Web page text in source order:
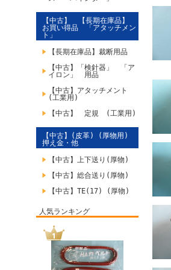
【中古】 【長期在庫品】
お買い得品 「アタッチメン
ト」
【長期在庫品】裁断用品
【中古】「検針器」 「ア
イロン」 用品
【中古】アタッチメント
(工業用)
【中古】 定規 (工業用)
【中古】(皮革) (厚物用)
押え金・他
【中古】上下送り(厚物)
【中古】総合送り(厚物)
【中古】TE(17) (厚物)
人気ランキング